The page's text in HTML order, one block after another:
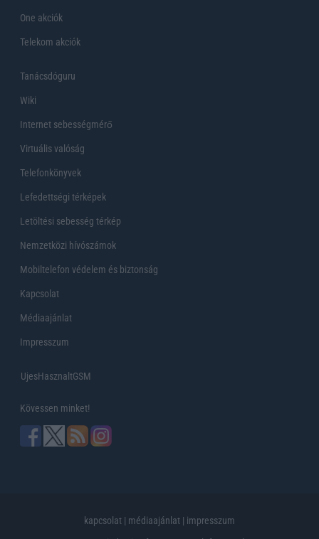
One akciók
Telekom akciók
Tanácsdóguru
Wiki
Internet sebességmérő
Virtuális valóság
Telefonkönyvek
Lefedettségi térképek
Letöltési sebesség térkép
Nemzetközi hívószámok
Mobiltelefon védelem és biztonság
Kapcsolat
Médiaajánlat
Impresszum
UjesHasznaltGSM
Kövessen minket!
kapcsolat | médiaajánlat | impresszum